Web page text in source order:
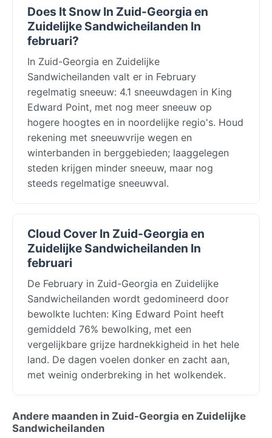
Does It Snow In Zuid-Georgia en
Zuidelijke Sandwicheilanden In
februari?
In Zuid-Georgia en Zuidelijke
Sandwicheilanden valt er in February
regelmatig sneeuw: 4.1 sneeuwdagen in King
Edward Point, met nog meer sneeuw op
hogere hoogtes en in noordelijke regio's. Houd
rekening met sneeuwvrije wegen en
winterbanden in berggebieden; laaggelegen
steden krijgen minder sneeuw, maar nog
steeds regelmatige sneeuwval.
Cloud Cover In Zuid-Georgia en
Zuidelijke Sandwicheilanden In
februari
De February in Zuid-Georgia en Zuidelijke
Sandwicheilanden wordt gedomineerd door
bewolkte luchten: King Edward Point heeft
gemiddeld 76% bewolking, met een
vergelijkbare grijze hardnekkigheid in het hele
land. De dagen voelen donker en zacht aan,
met weinig onderbreking in het wolkendek.
Andere maanden in Zuid-Georgia en Zuidelijke
Sandwicheilanden